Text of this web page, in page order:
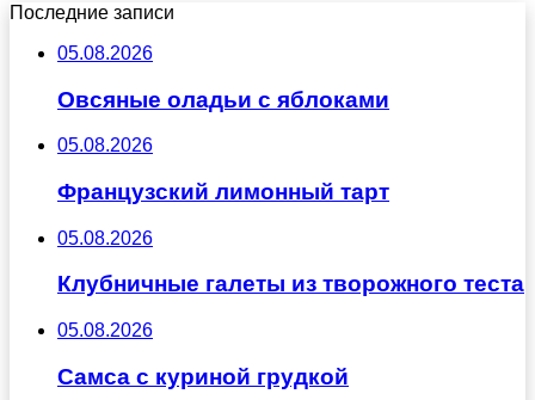
Последние записи
05.08.2026
Овсяные оладьи с яблоками
05.08.2026
Французский лимонный тарт
05.08.2026
Клубничные галеты из творожного теста
05.08.2026
Самса с куриной грудкой